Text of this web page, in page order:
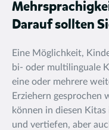
Darauf sollten
Eine Möglichkeit,
bi- oder multilinguale
eine oder mehrere
Erziehern
können in diesen
und vertiefen, aber